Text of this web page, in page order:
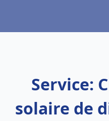
Service:
solaire de